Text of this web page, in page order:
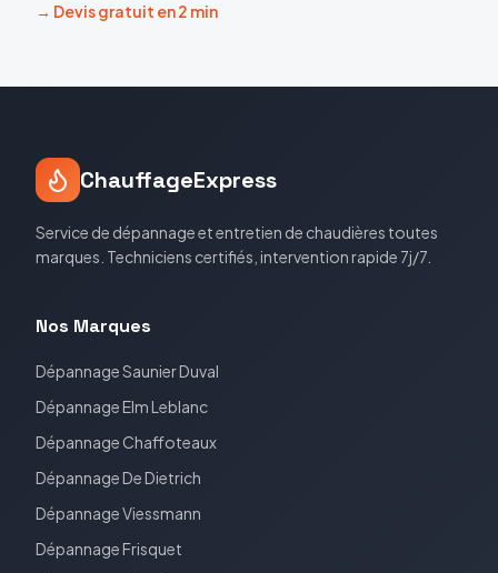
→ Devis gratuit en 2 min
ChauffageExpress
Service de dépannage et entretien de chaudières toutes
marques. Techniciens certifiés, intervention rapide 7j/7.
Nos Marques
DépannageSaunier Duval
DépannageElm Leblanc
Dépannage Chaffoteaux
DépannageDe Dietrich
DépannageViessmann
DépannageFrisquet